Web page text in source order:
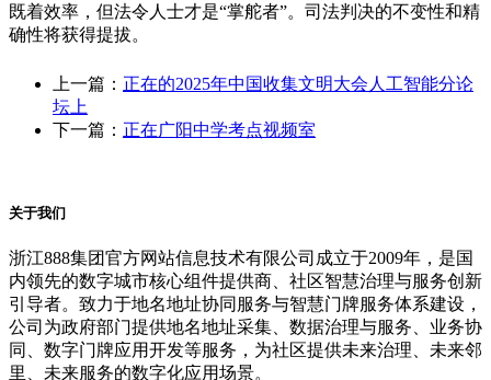
既着效率，但法令人士才是“掌舵者”。司法判决的不变性和精
确性将获得提拔。
上一篇： 正在的2025年中国收集文明大会人工智能分论
坛上
下一篇： 正在广阳中学考点视频室
关于我们
浙江888集团官方网站信息技术有限公司成立于2009年，是国
内领先的数字城市核心组件提供商、社区智慧治理与服务创新
引导者。致力于地名地址协同服务与智慧门牌服务体系建设，
公司为政府部门提供地名地址采集、数据治理与服务、业务协
同、数字门牌应用开发等服务，为社区提供未来治理、未来邻
里、未来服务的数字化应用场景。